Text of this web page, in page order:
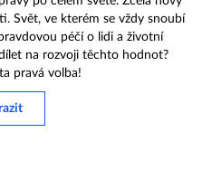
Svět, ve kterém se vždy snoubí
péčí o lidi a životní
na rozvoji těchto hodnot?
pravá volba!